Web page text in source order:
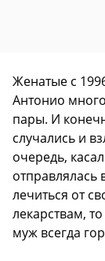
Женатые с
Антонио
пары. И
случались и
очередь,
отправлялась
лечиться от
лекарствам,
муж всегда